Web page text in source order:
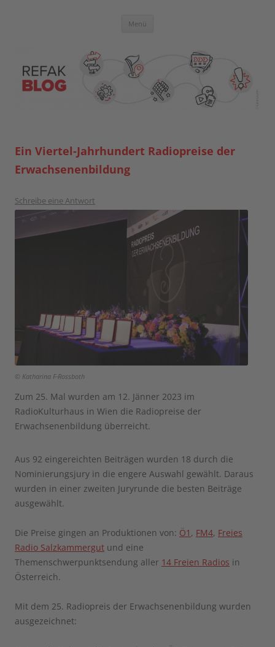
Blog der Referent:innen Akademie
Menü
Ein Viertel-Jahrhundert Radiopreise der
Erwachsenenbildung
Schreibe eine Antwort
© Katharina F-Rossboth
Zum 25. Mal wurden am 12. Jänner 2023 im
RadioKulturhaus in Wien die Radiopreise der
Erwachsenenbildung überreicht.
Aus 92 eingereichten Beiträgen wurden 18 durch die
Nominierungsjury in die engere Auswahl gewählt. Daraus
wurden in einer zweiten Juryrunde die besten Beiträge
ausgewählt.
Die Preise gingen an Produktionen von: Ö1 , FM4, Freies
Radio Salzkammergut und eine
Themenschwerpunktsendung aller 14 Freien Radios in
Österreich.
Mit dem 25. Radiopreis der Erwachsenenbildung wurden
ausgezeichnet: